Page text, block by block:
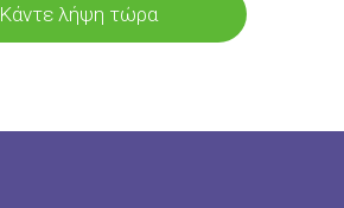
Κάντε λήψη τώρα